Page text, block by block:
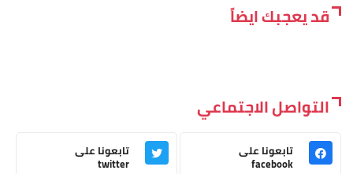
قد يعجبك ايضاً
التواصل الاجتماعي
تابعونا على
facebook
تابعونا على
twitter